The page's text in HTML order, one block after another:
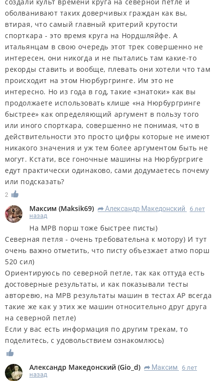
оболванивают таких доверчивых граждан как вы,
втирая, что самый главный критерий крутости
спорткара - это время круга на Нордшляйфе. А
итальянцам в свою очередь этот трек совершенно не
интересен, они никогда и не пытались там какие-то
рекорды ставить и вообще, плевать они хотели что там
происходит на этом Нюрбургринге. Им это не
интересно. Но из года в год, такие «знатоки» как вы
продолжаете использовать клише «на Нюрбургринге
быстрее» как определяющий аргумент в пользу того
или иного спорткара, совершенно не понимая, что в
действительности это просто цифры которые не имеют
никакого значения и уж тем более аргументом быть не
могут. Кстати, все гоночные машины на Нюрбургриге
едут практически одинаково, сами додумаетесь почему
или подсказать?
2
Максим (Maksik69) R Александр Македонский
6 лет
назад
На МРВ порш тоже быстрее писты)
Северная петля - очень требовательна к мотору) И тут
очень важно отметить, что писту объезжает атмо порш
520 сил)
Ориентируюсь по северной петле, так как оттуда есть
достоверные результаты, и как показывали тесты
авторевю, на МРВ результаты машин в тестах АР всегда
такие же как у этих же машин относительно друг друга
на северной петле)
Если у вас есть информация по другим трекам, то
поделитесь, с удовольствием ознакомлюсь)
Александр Македонский (Gio_d) R Максим
6 лет
назад